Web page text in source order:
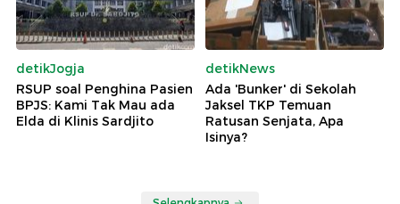
detikJogja
RSUP soal Penghina Pasien
BPJS: Kami Tak Mau ada
Elda di Klinis Sardjito
detikNews
Ada 'Bunker' di Sekolah
Jaksel TKP Temuan
Ratusan Senjata, Apa
Isinya?